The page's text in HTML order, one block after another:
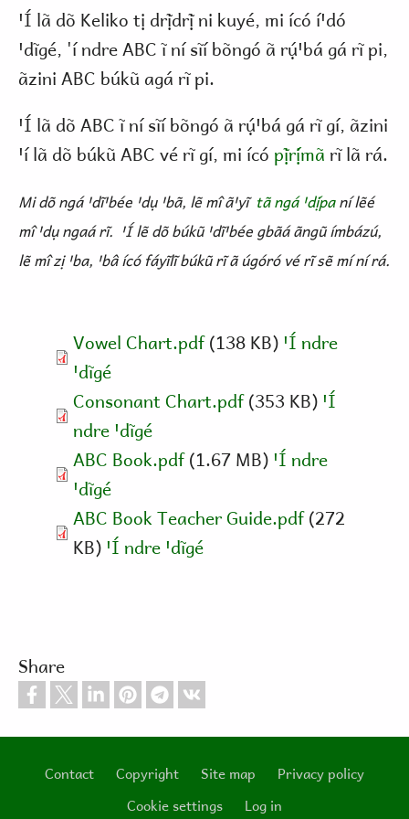
ꞌÍ lã dõ Keliko tị drị̃drị̃ ni kuyé, mi ícó íꞌdó
ꞌdĩgé, 'í ndre ABC ĩ ní sĩí bõngó ã rụ́ꞌbá gá rĩ pi,
ãzini ABC búkũ agá rĩ pi.
ꞌÍ lã dõ ABC ĩ ní sĩí bõngó ã rụ́ꞌbá gá rĩ gí, ãzini
ꞌí lã dõ búkũ ABC vé rĩ gí, mi ícó pị̃rị́mã rĩ lã rá.
Mi dõ ngá ꞌdĩꞌbée ꞌdụ ꞌbã, lẽ mî ãꞌyĩ tã ngá ꞌdị́paní lẽé
mî ꞌdụ ngaá rĩ. ꞌÍ lẽ dõ búkũ ꞌdĩꞌbée gbãá ãngũ ímbázú,
lẽ mî zị ꞌba, ꞌbâ ícó fáyĩlĩ búkũ rĩ ã úgóró vé rĩ sẽ mí ní rá.
Vowel Chart.pdf(138 KB)ꞌÍ ndre
ꞌdĩgé
Consonant Chart.pdf(353 KB)ꞌÍ
ndre ꞌdĩgé
ABC Book.pdf(1.67 MB)ꞌÍ ndre
ꞌdĩgé
ABC Book Teacher Guide.pdf(272
KB)ꞌÍ ndre ꞌdĩgé
Share
Footer
Contact Copyright Site map
Privacy policy
Cookie settings
Log in